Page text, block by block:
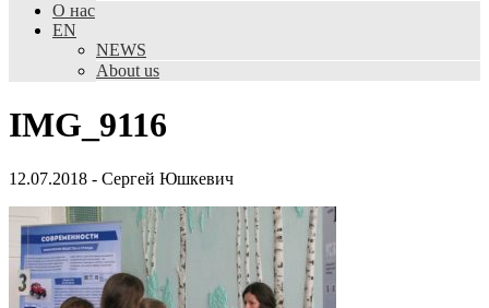
О нас
EN
NEWS
About us
IMG_9116
12.07.2018 - Сергей Юшкевич